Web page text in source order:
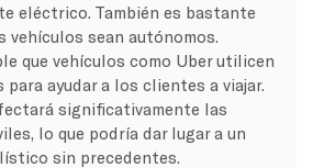
eléctrico. También es bastante
vehículos sean autónomos.
que vehículos como Uber utilicen
ayudar a los clientes a viajar.
significativamente las
lo que podría dar lugar a un
sin precedentes.